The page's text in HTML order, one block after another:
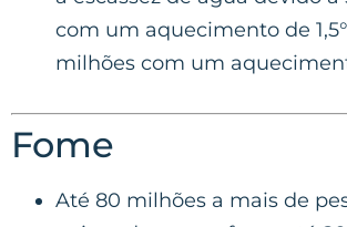
com um aquecimento de
milhões com um
Fome
Até 80 milhões a mais de